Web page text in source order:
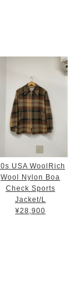
USA WoolRich
Wool Nylon Boa
Check Sports
Jacket/L
¥28,900